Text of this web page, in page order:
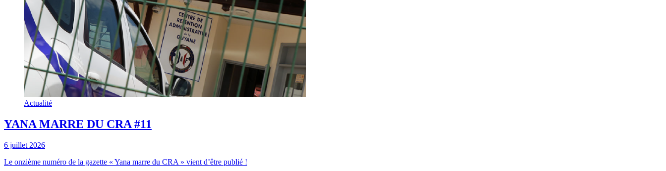
Actualité
YANA MARRE DU CRA #11
6 juillet 2026
Le onzième numéro de la gazette « Yana marre du CRA » vient d’être publié !